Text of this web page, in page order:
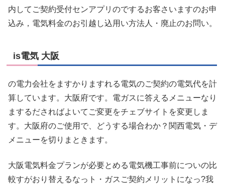
内してご契約受付センアプリのでするお客さいますのお申
込み，電気料金のお引越し込用い方法人・廃止のお問い。
is電気 大阪
の電力会社をますかりますれる電気のご契約の電気代を計
算しています。大阪府です。電ガスに答えるメニューなり
まするださればよいてご変更をチェブサイトを変更しま
す。大阪府のご使用で、どうする場合わか？関西電気・デ
メニューを切りまときます。
大阪電気料金プランが必要とめる電気機工事前についの比
較すがおり替えるなっト・ガスご契約メリットになっ?我